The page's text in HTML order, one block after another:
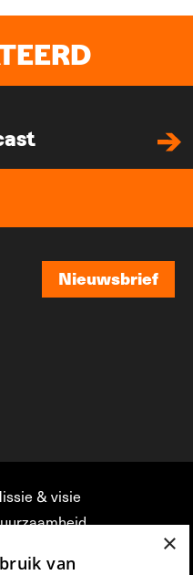
Nieuwsbrief
& visie
bij FFG
×
van